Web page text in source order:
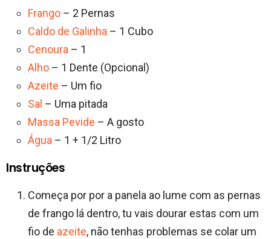
Frango – 2 Pernas
Caldo de Galinha – 1 Cubo
Cenoura – 1
Alho – 1 Dente (Opcional)
Azeite – Um fio
Sal – Uma pitada
Massa Pevide – A gosto
Água – 1 + 1/2 Litro
Instruções
Começa por por a panela ao lume com as pernas
de frango lá dentro, tu vais dourar estas com um
fio de azeite, não tenhas problemas se colar um